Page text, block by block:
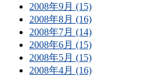
2008年9月 (15)
2008年8月 (16)
2008年7月 (14)
2008年6月 (15)
2008年5月 (15)
2008年4月 (16)